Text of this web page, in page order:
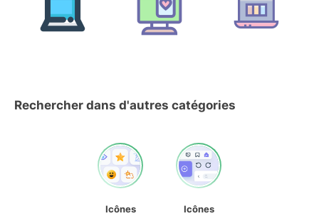
Rechercher dans d'autres catégories
Icônes
Icônes